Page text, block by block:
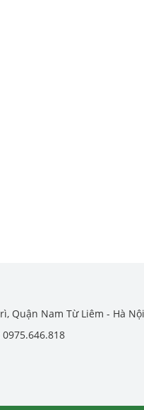
Quận Nam Từ Liêm - Hà Nội